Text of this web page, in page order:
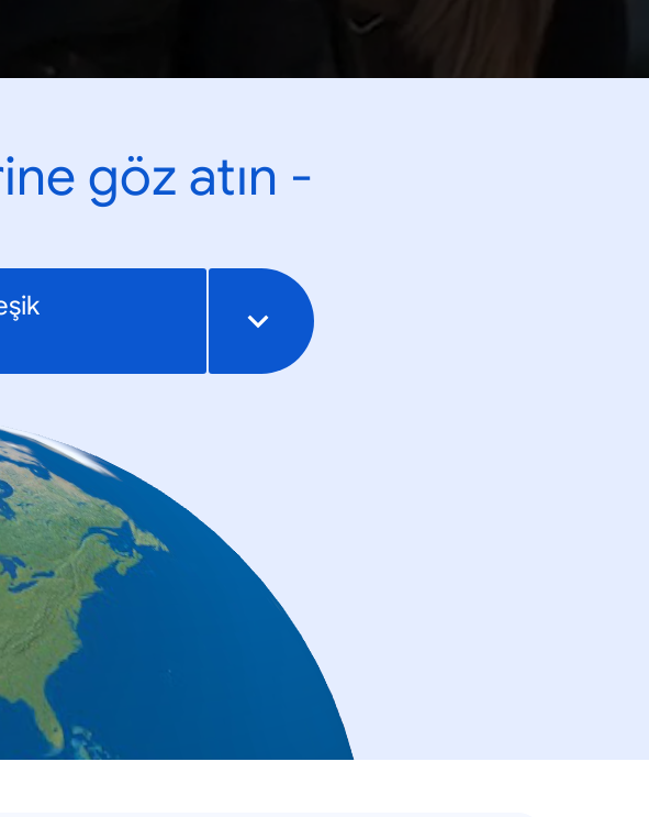
göz atın -